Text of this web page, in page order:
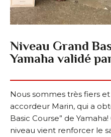
Niveau Grand
Yamaha validé
Nous sommes très fiers
accordeur Marin, qui a
Basic Course” de
niveau vient renforcer le